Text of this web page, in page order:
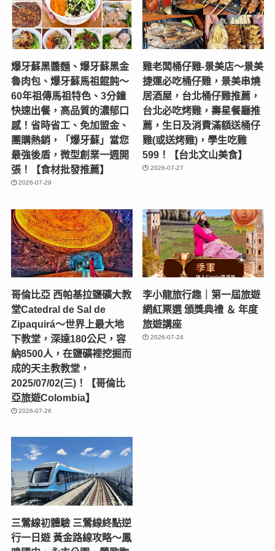
爆牙蘇黑醬麵、爆牙蘇黑金
魯肉包、爆牙蘇馬祖餛飩～
60年祖傳馬祖特色、3分鐘
快速出餐，高品質的濃郁口
感！省時省工、免加盟金、
團購熱銷，「爆牙蘇」當您
最強後盾，微型創業一週開
張！【食材批發推薦】
2026-07-29
雞老闆桶仔雞-景美店〜景美
捷運必吃桶仔雞，景美串燒
居酒屋，台北桶仔雞推薦，
台北必吃烤雞，壽星餐廳推
薦，生日及消費滿額送桶仔
雞(或送烤雞)，學生吃雞
599！【台北文山美食】
2026-07-27
哥倫比亞 西帕基拉鹽礦大教
堂Catedral de Sal de
Zipaquirá～世界上最大地
下教堂，深達180公尺，容
納8500人，在鹽礦裡挖掘而
成的天主教教堂，
2025/07/02(三)！【哥倫比
亞旅遊Colombia】
2026-07-26
李小龍旅行趣｜第一屆旅遊
網紅票選 頒獎典禮 ＆ 年度
旅遊講座
2026-07-24
三鶯線初體驗 三鶯線終點逆
行一日遊 黃金路線攻略～鳳